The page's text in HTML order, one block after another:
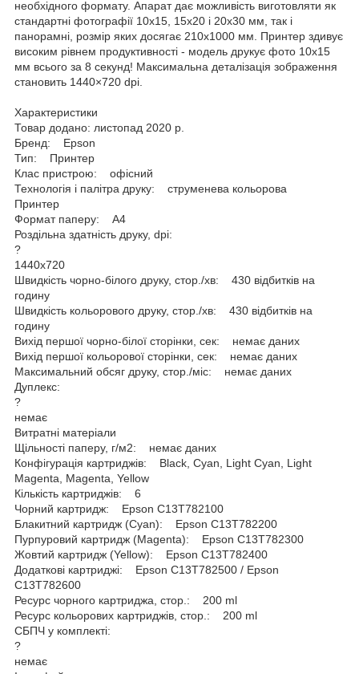
необхідного формату. Апарат дає можливість виготовляти як
стандартні фотографії 10х15, 15х20 і 20х30 мм, так і
панорамні, розмір яких досягає 210х1000 мм. Принтер здивує
високим рівнем продуктивності - модель друкує фото 10х15
мм всього за 8 секунд! Максимальна деталізація зображення
становить 1440×720 dpi.
Характеристики
Товар додано: листопад 2020 р.
Бренд: Epson
Тип: Принтер
Клас пристрою: офісний
Технологія і палітра друку: струменева кольорова
Принтер
Формат паперу: A4
Роздільна здатність друку, dpi:
?
1440x720
Швидкість чорно-білого друку, стор./хв: 430 відбитків на
годину
Швидкість кольорового друку, стор./хв: 430 відбитків на
годину
Вихід першої чорно-білої сторінки, сек: немає даних
Вихід першої кольорової сторінки, сек: немає даних
Максимальний обсяг друку, стор./міс: немає даних
Дуплекс:
?
немає
Витратні матеріали
Щільності паперу, г/м2: немає даних
Конфігурація картриджів: Black, Cyan, Light Cyan, Light
Magenta, Magenta, Yellow
Кількість картриджів: 6
Чорний картридж: Epson C13T782100
Блакитний картридж (Cyan): Epson C13T782200
Пурпуровий картридж (Magenta): Epson C13T782300
Жовтий картридж (Yellow): Epson C13T782400
Додаткові картриджі: Epson C13T782500 / Epson
C13T782600
Ресурс чорного картриджа, стор.: 200 ml
Ресурс кольорових картриджів, стор.: 200 ml
СБПЧ у комплекті:
?
немає